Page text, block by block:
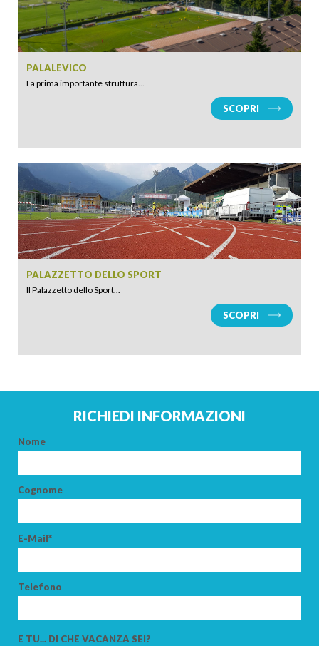
ARRIVO
PALALEVICO
La prima importante struttura...
SCOPRI
PALAZZETTO DELLO SPORT
Il Palazzetto dello Sport...
SCOPRI
RICHIEDI INFORMAZIONI
Nome
Cognome
E-Mail*
Telefono
E TU... DI CHE VACANZA SEI?